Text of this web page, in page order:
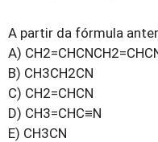
A partir da fórmula
A)
B) CH3CH2CN
C) CH2=CHCN
D) CH3=CHC≡N
E) CH3CN